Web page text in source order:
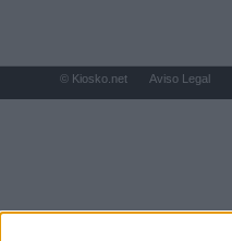
© Kiosko.net Aviso Legal